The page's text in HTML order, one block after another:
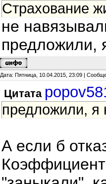
Страхование
не
предложили,
Дата: Пятница, 10.04.2015, 23:09 |
Цитата
предложили, я
А если б